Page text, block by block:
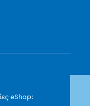
eShop: